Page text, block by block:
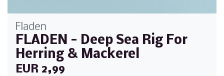
Fladen
FLADEN - Deep Sea Rig For
Herring & Mackerel
EUR 2,99